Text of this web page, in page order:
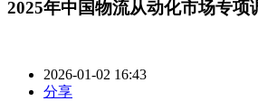
2025年中国物流从动化市场专项
2026-01-02 16:43
分享